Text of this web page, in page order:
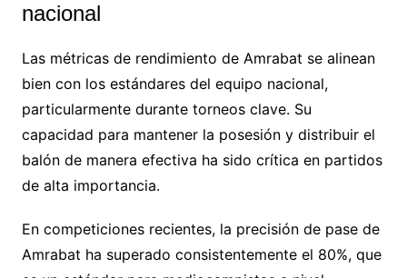
nacional
Las métricas de rendimiento de Amrabat se alinean
bien con los estándares del equipo nacional,
particularmente durante torneos clave. Su
capacidad para mantener la posesión y distribuir el
balón de manera efectiva ha sido crítica en partidos
de alta importancia.
En competiciones recientes, la precisión de pase de
Amrabat ha superado consistentemente el 80%, que